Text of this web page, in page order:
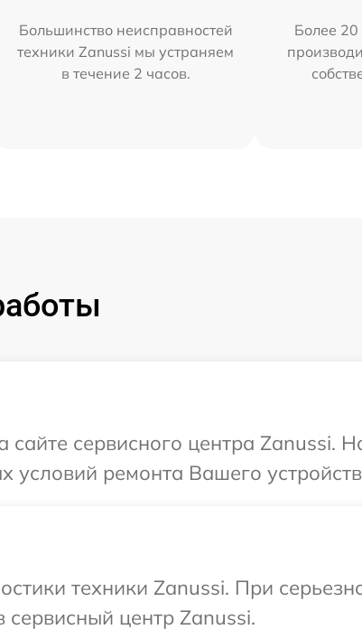
Большинство неисправностей
техники Zanussi мы устраняем
в течение 2 часов.
Более 20
сервисного центра Zanussi.
условий ремонта Вашего
техники Zanussi. При
центр Zanussi.